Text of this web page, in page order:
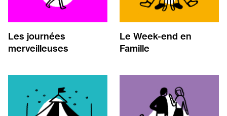
Les journées
merveilleuses
Le Week-end en
Famille